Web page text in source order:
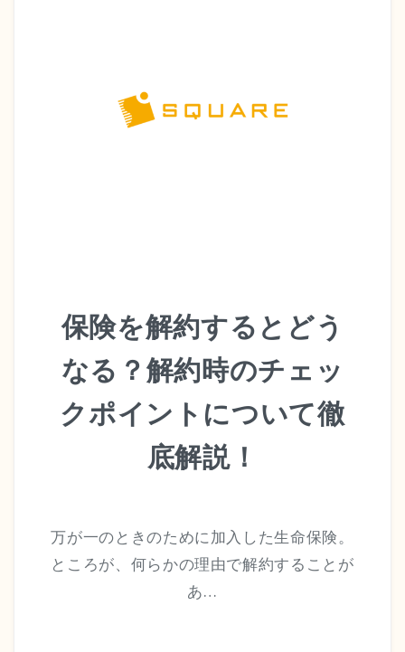
保険を解約するとどう
なる？解約時のチェッ
クポイントについて徹
底解説！
万が一のときのために加入した生命保険。
ところが、何らかの理由で解約することが
あ…